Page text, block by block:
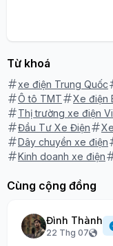
Từ khoá
xe điện Trung Quốc
Ô tô TMT
Xe điện
Thị trường xe điện
Đầu Tư Xe Điện
Dây chuyền xe điện
Kinh doanh xe điện
Cùng cộng đồng
Đình Thành
22 Thg 07